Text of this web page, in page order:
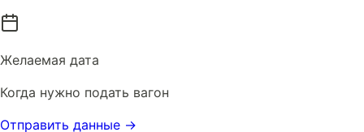
Желаемая дата
Когда нужно подать вагон
Отправить данные →